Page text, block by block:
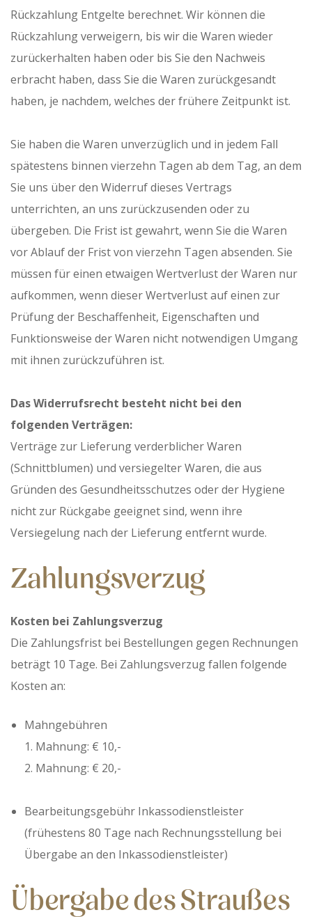
Rückzahlung Entgelte berechnet. Wir können die
Rückzahlung verweigern, bis wir die Waren wieder
zurückerhalten haben oder bis Sie den Nachweis
erbracht haben, dass Sie die Waren zurückgesandt
haben, je nachdem, welches der frühere Zeitpunkt ist.
Sie haben die Waren unverzüglich und in jedem Fall
spätestens binnen vierzehn Tagen ab dem Tag, an dem
Sie uns über den Widerruf dieses Vertrags
unterrichten, an uns zurückzusenden oder zu
übergeben. Die Frist ist gewahrt, wenn Sie die Waren
vor Ablauf der Frist von vierzehn Tagen absenden. Sie
müssen für einen etwaigen Wertverlust der Waren nur
aufkommen, wenn dieser Wertverlust auf einen zur
Prüfung der Beschaffenheit, Eigenschaften und
Funktionsweise der Waren nicht notwendigen Umgang
mit ihnen zurückzuführen ist.
Das Widerrufsrecht besteht nicht bei den
folgenden Verträgen:
Verträge zur Lieferung verderblicher Waren
(Schnittblumen) und versiegelter Waren, die aus
Gründen des Gesundheitsschutzes oder der Hygiene
nicht zur Rückgabe geeignet sind, wenn ihre
Versiegelung nach der Lieferung entfernt wurde.
Zahlungsverzug
Kosten bei Zahlungsverzug
Die Zahlungsfrist bei Bestellungen gegen Rechnungen
beträgt 10 Tage. Bei Zahlungsverzug fallen folgende
Kosten an:
Mahngebühren
1. Mahnung: € 10,-
2. Mahnung: € 20,-
Bearbeitungsgebühr Inkassodienstleister
(frühestens 80 Tage nach Rechnungsstellung bei
Übergabe an den Inkassodienstleister)
Übergabe des Straußes